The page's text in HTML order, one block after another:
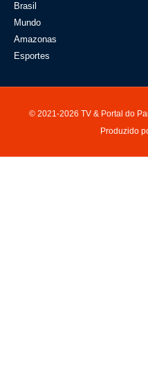
Brasil
Mundo
Amazonas
Esportes
© 2021-2026 TV & Portal do
Produzido